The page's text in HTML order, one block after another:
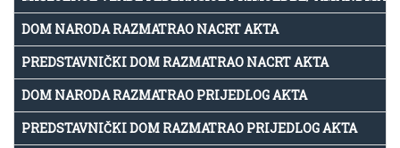
DOM NARODA RAZMATRAO NACRT AKTA
PREDSTAVNIČKI DOM RAZMATRAO NACRT AKTA
DOM NARODA RAZMATRAO PRIJEDLOG AKTA
PREDSTAVNIČKI DOM RAZMATRAO PRIJEDLOG AKTA